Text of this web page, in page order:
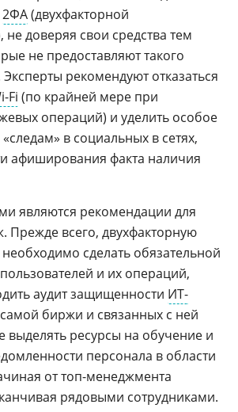
2ФА(двухфакторной
не доверяя свои средства тем
не предоставляют такого
рекомендуют отказаться
Fi (по крайней мере при
операций) и уделить особое
в социальных в сетях,
афиширования факта наличия
являются рекомендации для
Прежде всего, двухфакторную
сделать обязательной
и их операций,
аудит защищенности ИТ-
самой биржи и связанных с ней
выделять ресурсы на обучение и
персонала в области
от топ-менеджмента
рядовыми сотрудниками.